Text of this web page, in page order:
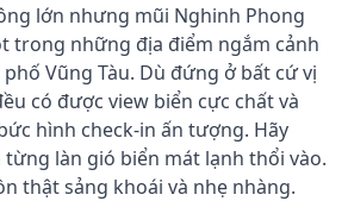
lớn nhưng mũi Nghinh Phong
trong những địa điểm ngắm cảnh
Vũng Tàu. Dù đứng ở bất cứ vị
có được view biển cực chất và
hình check-in ấn tượng. Hãy
làn gió biển mát lạnh thổi vào.
thật sảng khoái và nhẹ nhàng.